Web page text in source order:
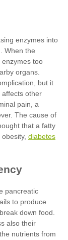
diabetes